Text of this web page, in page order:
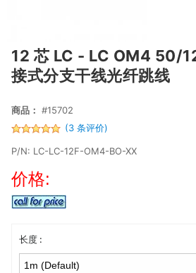
12 芯 LC - LC OM4 50/
接式分支干线光纤跳线
商品： #15702
(3 条评价)
P/N: LC-LC-12F-OM4-BO-XX
价格:
长度 :